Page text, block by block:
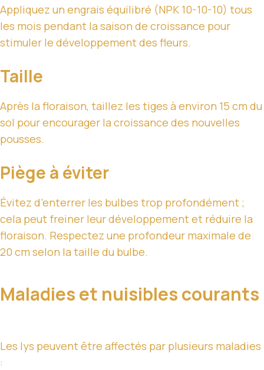
Appliquez un engrais équilibré (NPK 10-10-10) tous
les mois pendant la saison de croissance pour
stimuler le développement des fleurs.
Taille
Après la floraison, taillez les tiges à environ 15 cm du
sol pour encourager la croissance des nouvelles
pousses.
Piège à éviter
Évitez d’enterrer les bulbes trop profondément ;
cela peut freiner leur développement et réduire la
floraison. Respectez une profondeur maximale de
20 cm selon la taille du bulbe.
Maladies et nuisibles courants
Les lys peuvent être affectés par plusieurs maladies
: